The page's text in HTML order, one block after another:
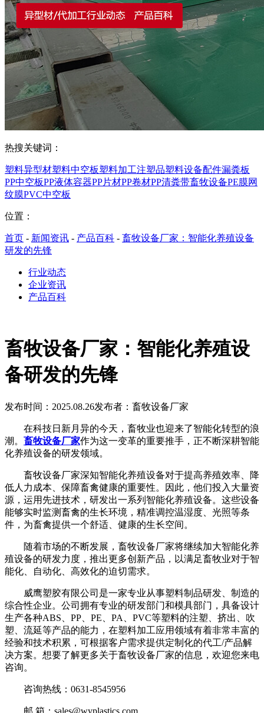
热搜关键词：
塑料异型材塑料中空板塑料加工注塑品塑料设备配件漏粪板
PP中空板PP液体容器PP片材PP卷材PP清粪带畜牧设备PE膜网
纹膜PVC中空板
位置：
首页 - 新闻资讯 - 产品百科 - 畜牧设备厂家：智能化养殖设备
研发的先锋
行业动态
企业资讯
产品百科
畜牧设备厂家：智能化养殖设
备研发的先锋
发布时间：2025.08.26发布者：畜牧设备厂家
在科技日新月异的今天，畜牧业也迎来了智能化转型的浪
潮。 畜牧设备厂家作为这一变革的重要推手，正不断深耕智能
化养殖设备的研发领域。
畜牧设备厂家深知智能化养殖设备对于提高养殖效率、降
低人力成本、保障畜禽健康的重要性。因此，他们投入大量资
源，运用先进技术，研发出一系列智能化养殖设备。这些设备
能够实时监测畜禽的生长环境，精准调控温湿度、光照等条
件，为畜禽提供一个舒适、健康的生长空间。
随着市场的不断发展，畜牧设备厂家将继续加大智能化养
殖设备的研发力度，推出更多创新产品，以满足畜牧业对于智
能化、自动化、高效化的迫切需求。
威鹰塑胶有限公司是一家专业从事塑料制品研发、制造的
综合性企业。公司拥有专业的研发部门和模具部门，具备设计
生产各种ABS、PP、PE、PA、PVC等塑料的注塑、挤出、吹
塑、流延等产品的能力，在塑料加工应用领域有着非常丰富的
经验和技术积累，可根据客户需求提供定制化的代工/产品解
决方案。想要了解更多关于畜牧设备厂家的信息，欢迎您来电
咨询。
咨询热线：0631-8545956
邮 箱：sales@wyplastics.com